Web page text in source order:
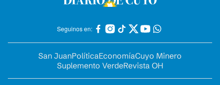
Seguinos en:
San JuanPolíticaEconomíaCuyo Minero
Suplemento VerdeRevista OH